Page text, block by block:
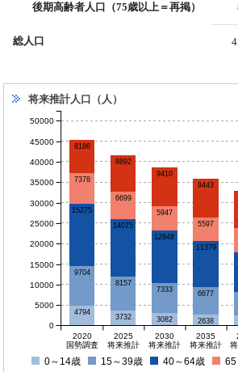
後期高齢者人口（75歳以上＝再掲）
総人口
将来推計人口（人）
4794
3732 3082 2638
9704
8157
7333
6677
15275
14075
12848
11379
7378
6699
5947
5597
8186
8892
9410
9443
2020
国勢調査
2025
将来推計
2030
将来推計
2035
将来推計
0
5000
10000
15000
20000
25000
30000
35000
40000
45000
50000
0～14歳 15～39歳 40～64歳 65